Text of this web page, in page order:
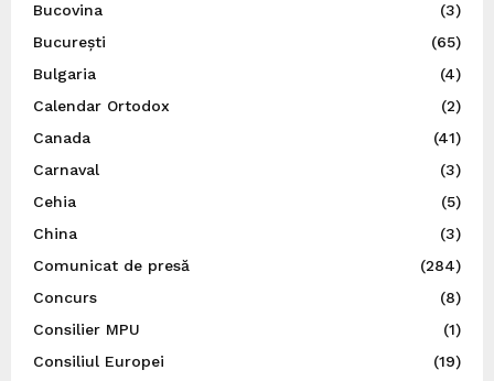
Bucovina
(3)
București
(65)
Bulgaria
(4)
Calendar Ortodox
(2)
Canada
(41)
Carnaval
(3)
Cehia
(5)
China
(3)
Comunicat de presă
(284)
Concurs
(8)
Consilier MPU
(1)
Consiliul Europei
(19)